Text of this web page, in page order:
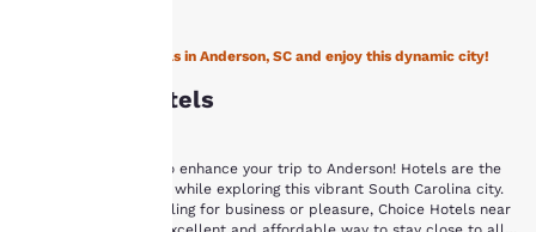
Stay with Choice Hotels in Anderson, SC and enjoy this dynamic city!
Anderson Hôtels
Allow Choice Hotels to enhance your trip to Anderson! Hotels are the
perfect place to relax while exploring this vibrant South Carolina city.
Whether you are traveling for business or pleasure, Choice Hotels near